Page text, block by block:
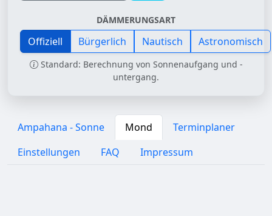
DÄMMERUNGSART
Offiziell Bürgerlich Nautisch Astronomisch
Standard: Berechnung von Sonnenaufgang und -
untergang.
Ampahana - Sonne Mond
Terminplaner
Einstellungen
FAQ Impressum